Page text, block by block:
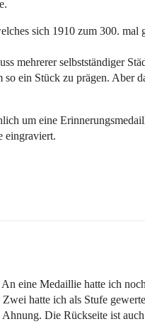
sich 1910 zum 300. mal
mehrerer selbstständiger
ein Stück zu prägen. Aber
um eine
eingraviert.
eine Medaillie hatte ich
hatte ich als Stufe
Die Rückseite ist